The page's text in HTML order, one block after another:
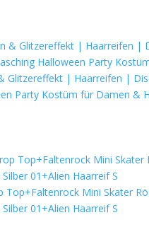
Glitzereffekt | Haarreifen |
Party Kostüm für Damen &
Mini Skater
01+Alien Haarreif S